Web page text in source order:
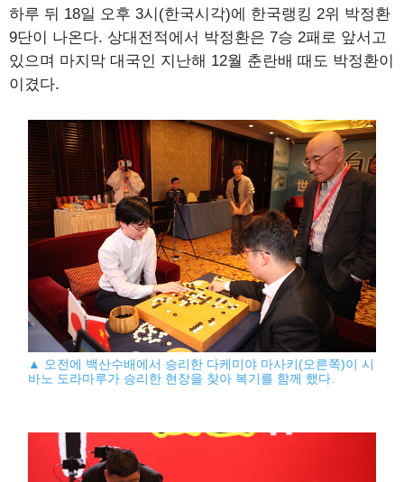
하루 뒤 18일 오후 3시(한국시각)에 한국랭킹 2위 박정환
9단이 나온다. 상대전적에서 박정환은 7승 2패로 앞서고
있으며 마지막 대국인 지난해 12월 춘란배 때도 박정환이
이겼다.
▲ 오전에 백산수배에서 승리한 다케미야 마사키(오른쪽)이 시
바노 도라마루가 승리한 현장을 찾아 복기를 함께 했다.